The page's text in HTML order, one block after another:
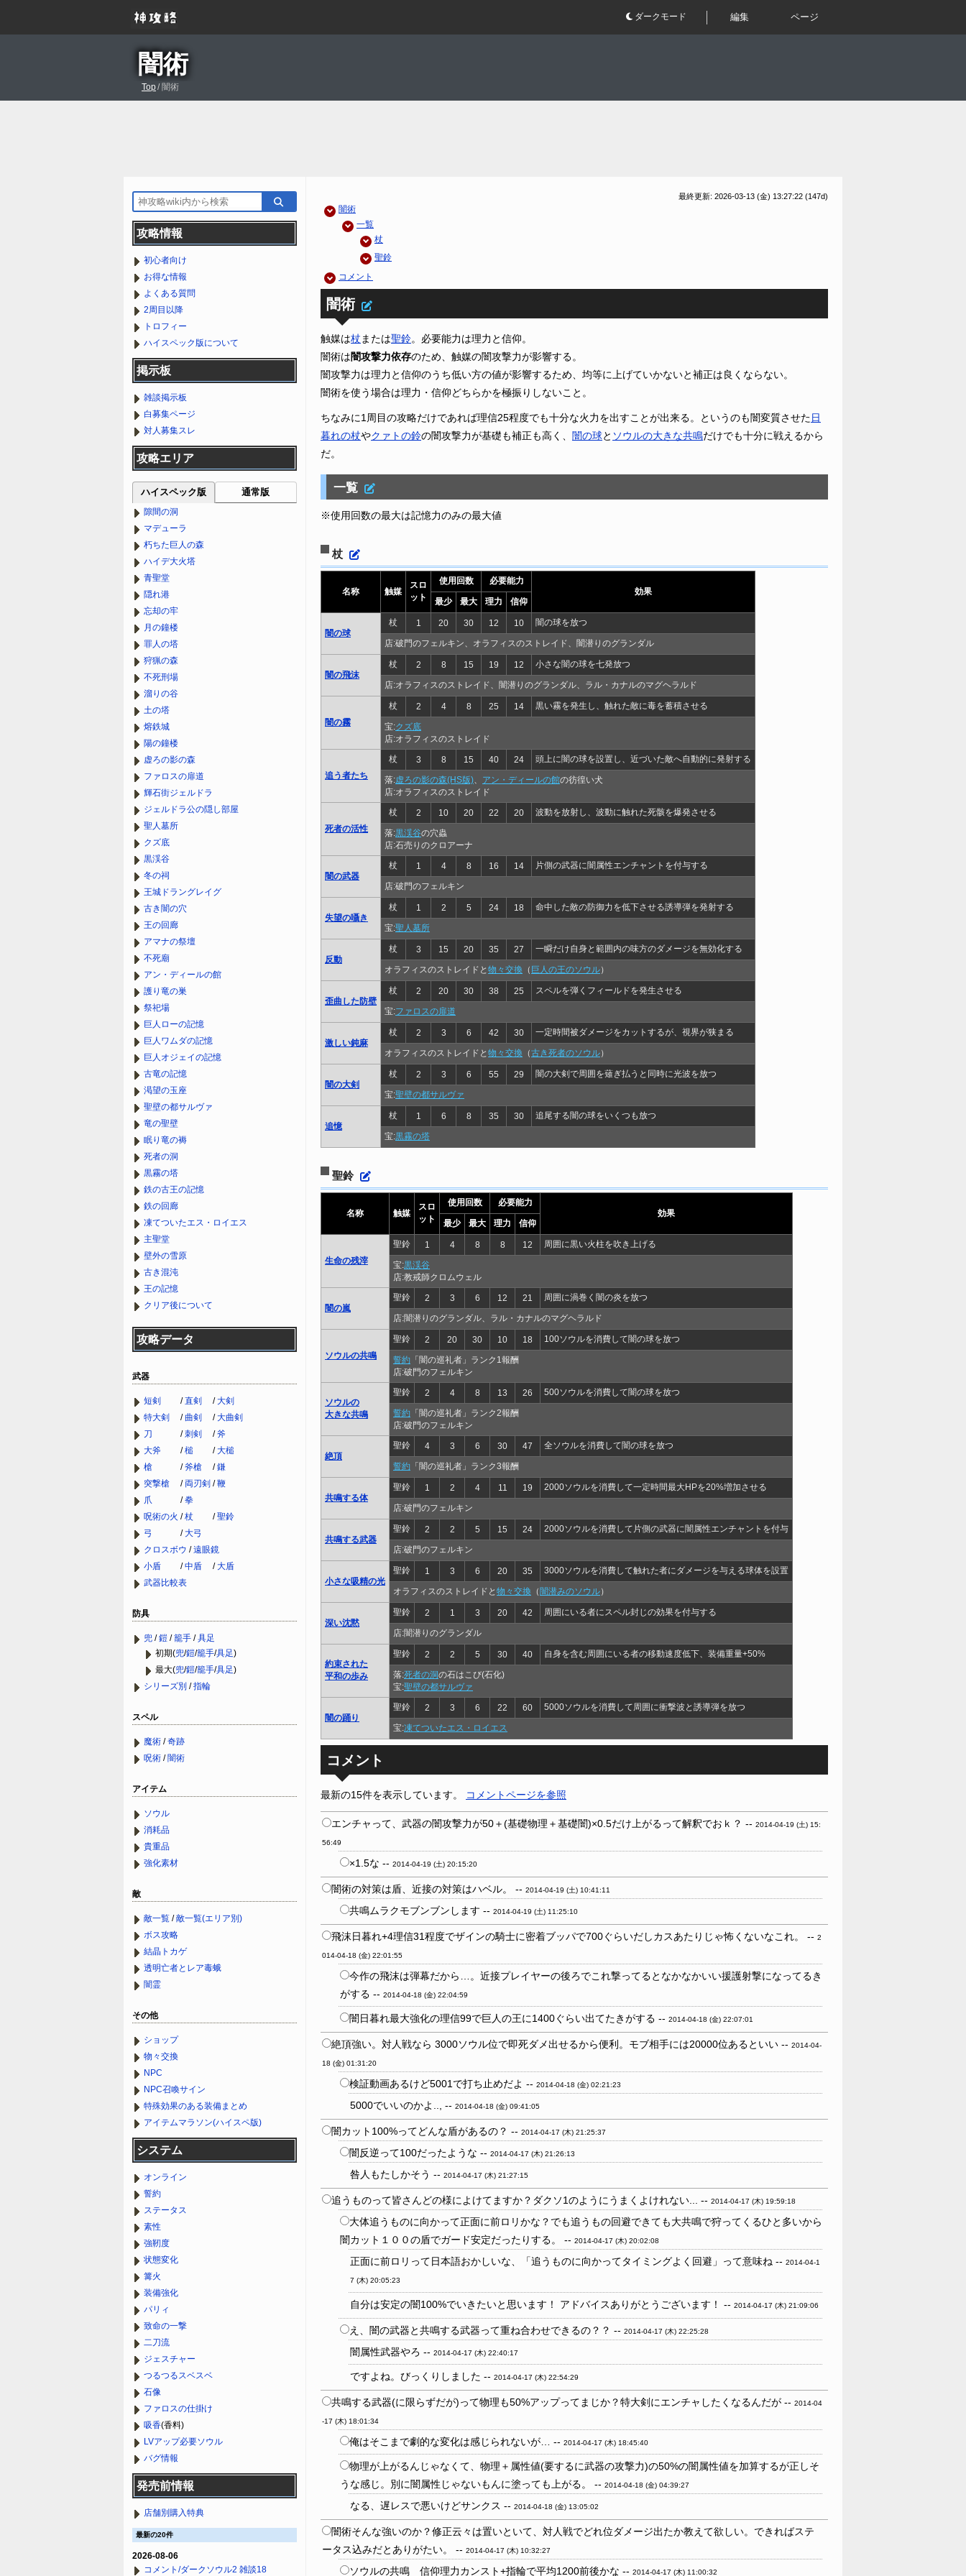
ダークモード 編集 ページ
闇術
Top/ 闇術
最終更新: 2026-03-13 (金) 13:27:22 (147d)
闇術
一覧
杖
聖鈴
コメント
闇術
触媒は杖 または聖鈴。必要能力は理力と信仰。
闇術は闇攻撃力依存のため、触媒の闇攻撃力が影響する。
闇攻撃力は理力と信仰のうち低い方の値が影響するため、均等に上げていかないと補正は良くならない。
闇術を使う場合は理力・信仰どちらかを極振りしないこと。
ちなみに1周目の攻略だけであれば理信25程度でも十分な火力を出すことが出来る。というのも闇変質させた日
暮れの杖やクァトの鈴の闇攻撃力が基礎も補正も高く、 闇の球と ソウルの大きな共鳴だけでも十分に戦えるから
だ。
一覧
※使用回数の最大は記憶力のみの最大値
杖
名称 触媒
スロ
ット
使用回数
必要能力
効果
最少
最大 理力 信仰
闇の球
杖 1 20 30 12 10 闇の球を放つ
店:破門のフェルキン、オラフィスのストレイド、闇潜りのグランダル
闇の飛沫
杖 2 8 15 19 12 小さな闇の球を七発放つ
店:オラフィスのストレイド、闇潜りのグランダル、ラル・カナルのマグヘラルド
闇の霧
杖 2 4 8 25 14 黒い霧を発生し、触れた敵に毒を蓄積させる
宝:クズ底
店:オラフィスのストレイド
追う者たち
杖 3 8 15 40 24 頭上に闇の球を設置し、近づいた敵へ自動的に発射する
落:虚ろの影の森(HS版)、 アン・ディールの館の彷徨い犬
店:オラフィスのストレイド
死者の活性
杖 2 10 20 22 20 波動を放射し、波動に触れた死骸を爆発させる
落:黒渓谷の穴蟲
店:石売りのクロアーナ
闇の武器
杖 1 4 8 16 14 片側の武器に闇属性エンチャントを付与する
店:破門のフェルキン
失望の囁き
杖 1 2 5 24 18 命中した敵の防御力を低下させる誘導弾を発射する
宝:聖人墓所
反動
杖 3 15 20 35 27 一瞬だけ自身と範囲内の味方のダメージを無効化する
オラフィスのストレイドと 物々交換 （ 巨人の王のソウル）
歪曲した防壁
杖 2 20 30 38 25 スペルを弾くフィールドを発生させる
宝:ファロスの扉道
激しい鈍麻
杖 2 3 6 42 30 一定時間被ダメージをカットするが、視界が狭まる
オラフィスのストレイドと 物々交換 （古き死者のソウル）
闇の大剣
杖 2 3 6 55 29 闇の大剣で周囲を薙ぎ払うと同時に光波を放つ
宝:聖壁の都サルヴァ
追憶
杖 1 6 8 35 30 追尾する闇の球をいくつも放つ
宝:黒霧の塔
聖鈴
名称 触媒
スロ
ット
使用回数
必要能力
効果
最少
最大 理力 信仰
生命の残滓
聖鈴 1 4 8 8 12 周囲に黒い火柱を吹き上げる
宝:黒渓谷
店:教戒師クロムウェル
闇の嵐
聖鈴 2 3 6 12 21 周囲に渦巻く闇の炎を放つ
店:闇潜りのグランダル、ラル・カナルのマグヘラルド
ソウルの共鳴
聖鈴 2 20 30 10 18 100ソウルを消費して闇の球を放つ
誓約 「闇の巡礼者」ランク1報酬
店:破門のフェルキン
ソウルの
大きな共鳴
聖鈴 2 4 8 13 26 500ソウルを消費して闇の球を放つ
誓約 「闇の巡礼者」ランク2報酬
店:破門のフェルキン
絶頂
聖鈴 4 3 6 30 47 全ソウルを消費して闇の球を放つ
誓約 「闇の巡礼者」ランク3報酬
共鳴する体
聖鈴 1 2 4 11 19 2000ソウルを消費して一定時間最大HPを20%増加させる
店:破門のフェルキン
共鳴する武器
聖鈴 2 2 5 15 24 2000ソウルを消費して片側の武器に闇属性エンチャントを付与
店:破門のフェルキン
小さな吸精の光
聖鈴 1 3 6 20 35 3000ソウルを消費して触れた者にダメージを与える球体を設置
オラフィスのストレイドと 物々交換 （ 闇潜みのソウル）
深い沈黙
聖鈴 2 1 3 20 42 周囲にいる者にスペル封じの効果を付与する
店:闇潜りのグランダル
約束された
平和の歩み
聖鈴 2 2 5 30 40 自身を含む周囲にいる者の移動速度低下、装備重量+50%
落:死者の洞の石はこび(石化)
宝:聖壁の都サルヴァ
闇の踊り
聖鈴 2 3 6 22 60 5000ソウルを消費して周囲に衝撃波と誘導弾を放つ
宝:凍てついたエス・ロイエス
コメント
最新の15件を表示しています。 コメントページを参照
エンチャって、武器の闇攻撃力が50＋(基礎物理＋基礎闇)×0.5だけ上がるって解釈でおｋ？ -- 2014-04-19 (土) 15:
56:49
×1.5な -- 2014-04-19 (土) 20:15:20
闇術の対策は盾、近接の対策はハベル。 -- 2014-04-19 (土) 10:41:11
共鳴ムラクモブンブンします -- 2014-04-19 (土) 11:25:10
飛沫日暮れ+4理信31程度でザインの騎士に密着ブッパで700ぐらいだしカスあたりじゃ怖くないなこれ。 -- 2
014-04-18 (金) 22:01:55
今作の飛沫は弾幕だから…。近接プレイヤーの後ろでこれ撃ってるとなかなかいい援護射撃になってるき
がする -- 2014-04-18 (金) 22:04:59
闇日暮れ最大強化の理信99で巨人の王に1400ぐらい出てたきがする -- 2014-04-18 (金) 22:07:01
絶頂強い。対人戦なら 3000ソウル位で即死ダメ出せるから便利。モブ相手には20000位あるといい -- 2014-04-
18 (金) 01:31:20
検証動画あるけど5001で打ち止めだよ -- 2014-04-18 (金) 02:21:23
5000でいいのかよ.., -- 2014-04-18 (金) 09:41:05
闇カット100%ってどんな盾があるの？ -- 2014-04-17 (木) 21:25:37
闇反逆って100だったような -- 2014-04-17 (木) 21:26:13
咎人もたしかそう -- 2014-04-17 (木) 21:27:15
追うものって皆さんどの様によけてますか？ダクソ1のようにうまくよけれない... -- 2014-04-17 (木) 19:59:18
大体追うものに向かって正面に前ロリかな？でも追うもの回避できても大共鳴で狩ってくるひと多いから
闇カット１００の盾でガード安定だったりする。 -- 2014-04-17 (木) 20:02:08
正面に前ロリって日本語おかしいな、「追うものに向かってタイミングよく回避」って意味ね -- 2014-04-1
7 (木) 20:05:23
自分は安定の闇100%でいきたいと思います！ アドバイスありがとうございます！ -- 2014-04-17 (木) 21:09:06
え、闇の武器と共鳴する武器って重ね合わせできるの？？ -- 2014-04-17 (木) 22:25:28
闇属性武器やろ -- 2014-04-17 (木) 22:40:17
ですよね。びっくりしました -- 2014-04-17 (木) 22:54:29
共鳴する武器(に限らずだが)って物理も50%アップってまじか？特大剣にエンチャしたくなるんだが -- 2014-04
-17 (木) 18:01:34
俺はそこまで劇的な変化は感じられないが… -- 2014-04-17 (木) 18:45:40
物理が上がるんじゃなくて、物理＋属性値(要するに武器の攻撃力)の50%の闇属性値を加算するが正しそ
うな感じ。別に闇属性じゃないもんに塗っても上がる。 -- 2014-04-18 (金) 04:39:27
なる、遅レスで悪いけどサンクス -- 2014-04-18 (金) 13:05:02
闇術そんな強いのか？修正云々は置いといて、対人戦でどれ位ダメージ出たか教えて欲しい。できればステ
ータス込みだとありがたい。 -- 2014-04-17 (木) 10:32:27
ソウルの共鳴 信仰理力カンスト+指輪で平均1200前後かな -- 2014-04-17 (木) 11:00:32
攻略情報
初心者向け
お得な情報
よくある質問
2周目以降
トロフィー
ハイスペック版について
掲示板
雑談掲示板
白募集ページ
対人募集スレ
攻略エリア
ハイスペック版
隙間の洞
マデューラ
朽ちた巨人の森
ハイデ大火塔
青聖堂
隠れ港
忘却の牢
月の鐘楼
罪人の塔
狩猟の森
不死刑場
溜りの谷
土の塔
熔鉄城
陽の鐘楼
虚ろの影の森
ファロスの扉道
輝石街ジェルドラ
ジェルドラ公の隠し部屋
聖人墓所
クズ底
黒渓谷
冬の祠
王城ドラングレイグ
古き闇の穴
王の回廊
アマナの祭壇
不死廟
アン・ディールの館
護り竜の巣
祭祀場
巨人ローの記憶
巨人ワムダの記憶
巨人オジェイの記憶
古竜の記憶
渇望の玉座
聖壁の都サルヴァ
竜の聖壁
眠り竜の褥
死者の洞
黒霧の塔
鉄の古王の記憶
鉄の回廊
凍てついたエス・ロイエス
主聖堂
壁外の雪原
古き混沌
王の記憶
クリア後について
通常版
攻略データ
武器
短剣 /直剣 /大剣
特大剣
/曲剣 /大曲剣
刀 /刺剣 /斧
大斧 /槌 /大槌
槍 /斧槍 /鎌
突撃槍 /両刃剣 /鞭
爪 /拳
呪術の火 /杖 /聖鈴
弓
/大弓
クロスボウ /遠眼鏡
小盾 /中盾 /大盾
武器比較表
防具
兜 /鎧 /籠手 /具足
初期(兜/鎧/籠手/具足)
最大(兜/鎧/籠手/具足)
シリーズ別 /指輪
スペル
魔術 /奇跡
呪術 / 闇術
アイテム
ソウル
消耗品
貴重品
強化素材
敵
敵一覧 /敵一覧(エリア別)
ボス攻略
結晶トカゲ
透明亡者とレア毒蛾
闇霊
その他
ショップ
物々交換
NPC
NPC召喚サイン
特殊効果のある装備まとめ
アイテムマラソン(ハイスペ版)
システム
オンライン
誓約
ステータス
素性
強靭度
状態変化
篝火
装備強化
パリィ
致命の一撃
二刀流
ジェスチャー
つるつるスベスベ
石像
ファロスの仕掛け
吸香(香料)
LVアップ必要ソウル
バグ情報
発売前情報
店舗別購入特典
最新の20件
2026-08-06
コメント/ダークソウル2 雑談18